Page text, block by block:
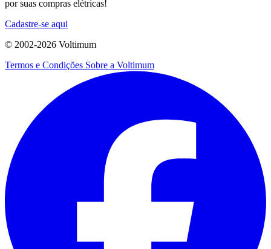
por suas compras elétricas!
Cadastre-se aqui
© 2002-2026 Voltimum
Termos e Condições Sobre a Voltimum